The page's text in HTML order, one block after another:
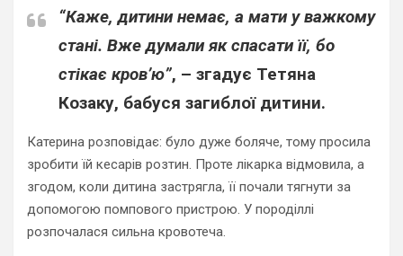
“Каже, дитини немає, а мати у важкому
стані. Вже думали як спасати її, бо
стікає кров’ю”, – згадує Тетяна
Козаку, бабуся загиблої дитини.
Катерина розповідає: було дуже боляче, тому просила
зробити їй кесарів розтин. Проте лікарка відмовила, а
згодом, коли дитина застрягла, її почали тягнути за
допомогою помпового пристрою. У породіллі
розпочалася сильна кровотеча.